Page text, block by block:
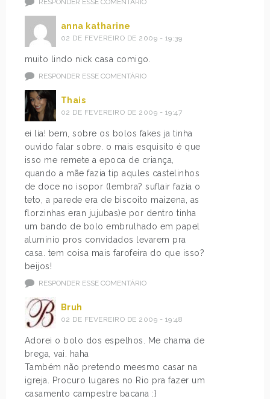
RESPONDER ESSE COMENTÁRIO
anna katharine
02 DE FEVEREIRO DE 2009 - 19:39
muito lindo nick casa comigo.
RESPONDER ESSE COMENTÁRIO
Thais
02 DE FEVEREIRO DE 2009 - 19:47
ei lia! bem, sobre os bolos fakes ja tinha
ouvido falar sobre. o mais esquisito é que
isso me remete a epoca de criança,
quando a mãe fazia tip aqules castelinhos
de doce no isopor (lembra? suflair fazia o
teto, a parede era de biscoito maizena, as
florzinhas eran jujubas)e por dentro tinha
um bando de bolo embrulhado em papel
aluminio pros convidados levarem pra
casa. tem coisa mais farofeira do que isso?
beijos!
RESPONDER ESSE COMENTÁRIO
Bruh
02 DE FEVEREIRO DE 2009 - 19:48
Adorei o bolo dos espelhos. Me chama de
brega, vai. haha
Também não pretendo meesmo casar na
igreja. Procuro lugares no Rio pra fazer um
casamento campestre bacana :}